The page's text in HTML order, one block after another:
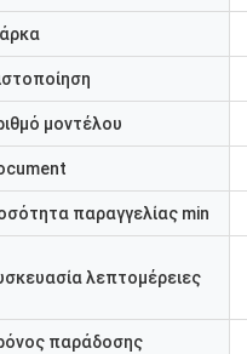
μοντέλου
παραγγελίας min
λεπτομέρειες
παράδοσης